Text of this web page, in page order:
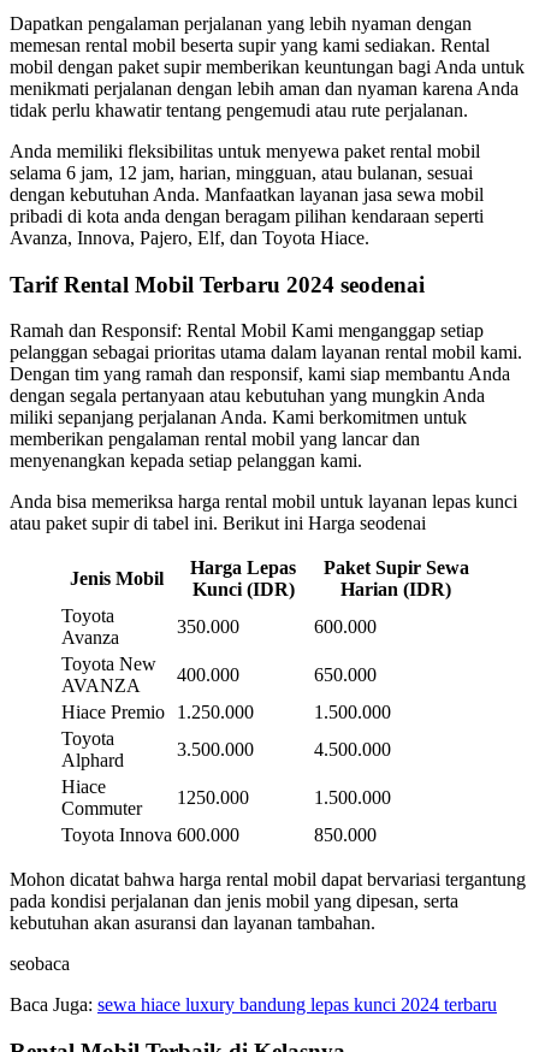
Dapatkan pengalaman perjalanan yang lebih nyaman dengan
memesan rental mobil beserta supir yang kami sediakan. Rental
mobil dengan paket supir memberikan keuntungan bagi Anda untuk
menikmati perjalanan dengan lebih aman dan nyaman karena Anda
tidak perlu khawatir tentang pengemudi atau rute perjalanan.
Anda memiliki fleksibilitas untuk menyewa paket rental mobil
selama 6 jam, 12 jam, harian, mingguan, atau bulanan, sesuai
dengan kebutuhan Anda. Manfaatkan layanan jasa sewa mobil
pribadi di kota anda dengan beragam pilihan kendaraan seperti
Avanza, Innova, Pajero, Elf, dan Toyota Hiace.
Tarif Rental Mobil Terbaru 2024 seodenai
Ramah dan Responsif: Rental Mobil Kami menganggap setiap
pelanggan sebagai prioritas utama dalam layanan rental mobil kami.
Dengan tim yang ramah dan responsif, kami siap membantu Anda
dengan segala pertanyaan atau kebutuhan yang mungkin Anda
miliki sepanjang perjalanan Anda. Kami berkomitmen untuk
memberikan pengalaman rental mobil yang lancar dan
menyenangkan kepada setiap pelanggan kami.
Anda bisa memeriksa harga rental mobil untuk layanan lepas kunci
atau paket supir di tabel ini. Berikut ini Harga seodenai
Jenis Mobil
Harga Lepas
Kunci (IDR)
Paket Supir Sewa
Harian (IDR)
Toyota
Avanza
350.000
600.000
Toyota New
AVANZA
400.000
650.000
Hiace Premio
1.250.000
1.500.000
Toyota
Alphard
3.500.000
4.500.000
Hiace
Commuter
1250.000
1.500.000
Toyota Innova 600.000 850.000
Mohon dicatat bahwa harga rental mobil dapat bervariasi tergantung
pada kondisi perjalanan dan jenis mobil yang dipesan, serta
kebutuhan akan asuransi dan layanan tambahan.
seobaca
Baca Juga: sewa hiace luxury bandung lepas kunci 2024 terbaru